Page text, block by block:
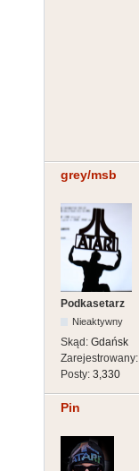
grey/msb
Podkasetarz
Nieaktywny
Skąd: Gdańsk
Zarejestrowany:
Posty: 3,330
Pin